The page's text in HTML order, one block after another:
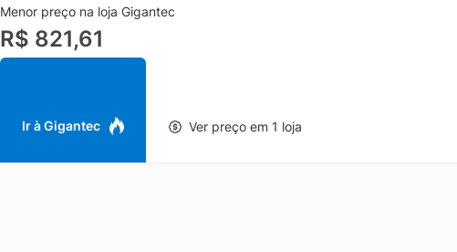
Projetado para entregar administração eficiente, este switch gerenciável
previsibilidade, contribuindo para reduzir gargalos e melhorar a
uma excelente solução para quem busca escalabilidade, controle e
Menor preço na loja Gigantec
R$ 821,61
Ir à Gigantec Ver preço em 1 loja